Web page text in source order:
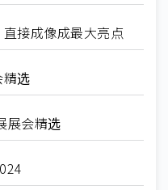
接成像成最大亮点
精选
展会精选